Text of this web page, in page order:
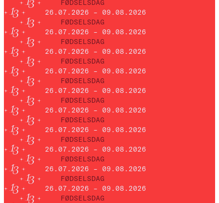
FØDSELSDAG
26.07.2026 – 09.08.2026
FØDSELSDAG
26.07.2026 – 09.08.2026
FØDSELSDAG
26.07.2026 – 09.08.2026
FØDSELSDAG
26.07.2026 – 09.08.2026
FØDSELSDAG
26.07.2026 – 09.08.2026
FØDSELSDAG
26.07.2026 – 09.08.2026
FØDSELSDAG
26.07.2026 – 09.08.2026
FØDSELSDAG
26.07.2026 – 09.08.2026
FØDSELSDAG
26.07.2026 – 09.08.2026
FØDSELSDAG
26.07.2026 – 09.08.2026
FØDSELSDAG